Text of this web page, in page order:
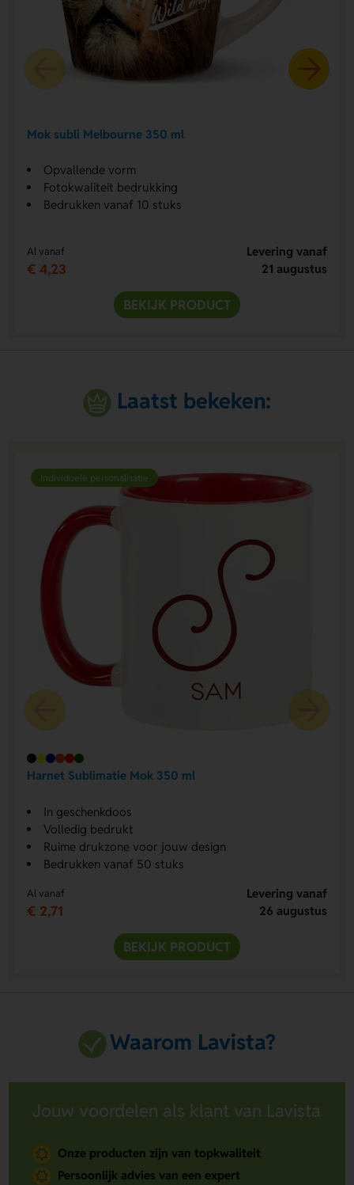
Mok subli Melbourne 350 ml
Opvallende vorm
Fotokwaliteit bedrukking
Bedrukken vanaf 10 stuks
Al vanaf
€ 4,23
Levering vanaf
21 augustus
BEKIJK PRODUCT
Laatst bekeken:
Individuele personalisatie
Harnet Sublimatie Mok 350 ml
In geschenkdoos
Volledig bedrukt
Ruime drukzone voor jouw design
Bedrukken vanaf 50 stuks
Al vanaf
€ 2,71
Levering vanaf
26 augustus
BEKIJK PRODUCT
Waarom Lavista?
Jouw voordelen als klant van Lavista
Onze producten zijn van topkwaliteit
Persoonlijk advies van een expert